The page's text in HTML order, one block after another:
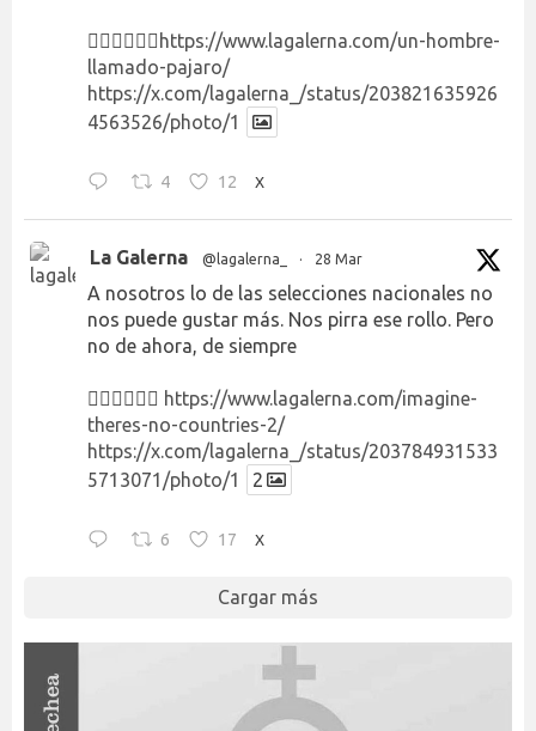
👉🏻👉🏻👉🏻 https://www.lagalerna.com/un-hombre-
llamado-pajaro/
https://x.com/lagalerna_/status/203821635926
4563526/photo/1
4 12 X
La Galerna @lagalerna_ · 28 Mar
A nosotros lo de las selecciones nacionales no
nos puede gustar más. Nos pirra ese rollo. Pero
no de ahora, de siempre
👉🏻👉🏻👉🏻 https://www.lagalerna.com/imagine-
theres-no-countries-2/
https://x.com/lagalerna_/status/203784931533
5713071/photo/1
2
6 17 X
Cargar más